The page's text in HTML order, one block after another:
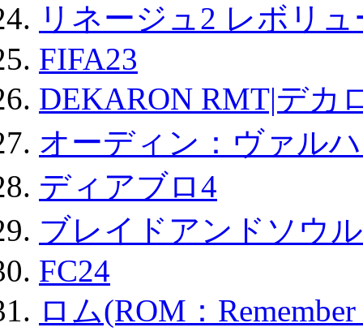
リネージュ2 レボリ
FIFA23
DEKARON RMT|デカ
オーディン：ヴァル
ディアブロ4
ブレイドアンドソウ
FC24
ロム(ROM：